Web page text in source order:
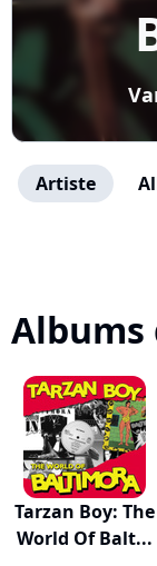
Artiste
Albums
Tarzan Boy: The
World Of Balt...